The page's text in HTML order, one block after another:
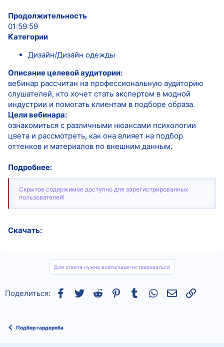
Продолжительность
01:59:59
Категории
Дизайн/Дизайн одежды
Описание целевой аудитории:
вебинар рассчитан на профессиональную аудиторию
слушателей, кто хочет стать экспертом в модной
индустрии и помогать клиентам в подборе образа.
Цели вебинара:
ознакомиться с различными нюансами психологии
цвета и рассмотреть, как она влияет на подбор
оттенков и материалов по внешним данным.
Подробнее:
Скрытое содержимое доступно для зарегистрированных
пользователей!
Скачать:
Для ответа нужно войти/зарегистрироваться
Поделиться: Facebook
TwitterReddit Pinterest
Tumblr WhatsAppСсылка
Подбор гардероба